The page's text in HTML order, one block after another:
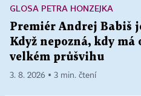
GLOSA PETRA HONZEJKA
Premiér Andrej Babiš
Když nepozná, kdy má
velkém průšvihu
3. 8. 2026 ▪ 3 min. čtení